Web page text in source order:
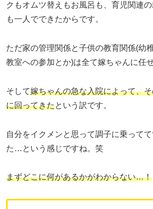
クもオムツ替えもお風呂も、育児関連
も一人でできたからです。
ただ家の管理関係と子供の教育関係(幼
教室への参加とか)は全て嫁ちゃんに任
そして嫁ちゃんの急な入院によって、
に回ってきたという訳です。
自分をイクメンと思って調子に乗って
た…という感じですね。笑
まずどこに何があるかがわからない…！